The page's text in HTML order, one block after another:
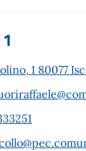
1 80077